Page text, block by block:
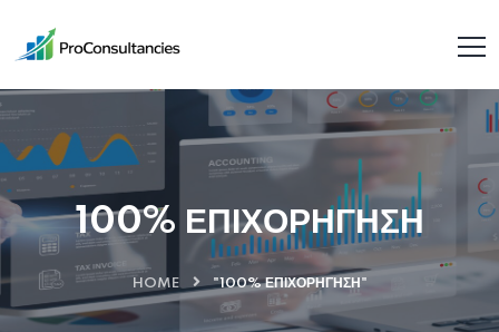
100% ΕΠΙΧΟΡΗΓΗΣΗ
HOME "100% ΕΠΙΧΟΡΗΓΗΣΗ"